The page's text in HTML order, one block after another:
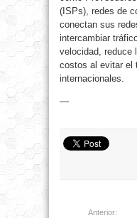
(ISPs), redes de
conectan sus
intercambiar
velocidad, reduce
costos al evitar el
internacionales.
—
Anterior: